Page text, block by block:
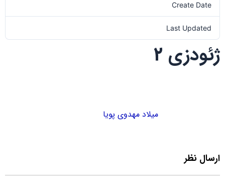
Create Date
Last Updated
ژئودزی 2
میلاد مهدوی پویا
ارسال نظر